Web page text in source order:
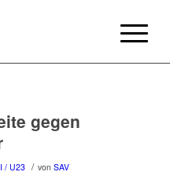
gegen
/ U23 / von SAV